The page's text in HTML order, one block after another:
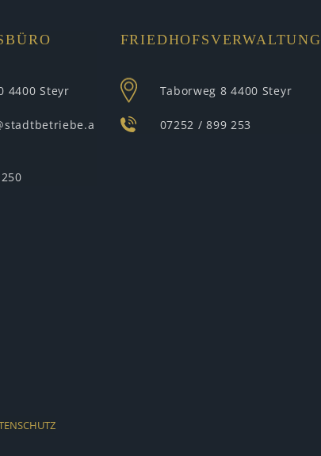
4400 Steyr
FRIEDHOFSVERWALTUNG
Taborweg 8 4400 Steyr
07252 / 899 253